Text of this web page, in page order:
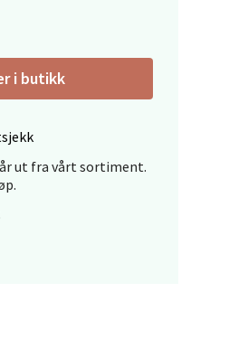
i butikk
ut fra vårt sortiment.